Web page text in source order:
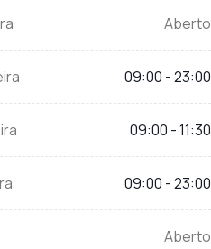
Aberto
09:00 - 23:00
09:00 - 11:30
09:00 - 23:00
Aberto